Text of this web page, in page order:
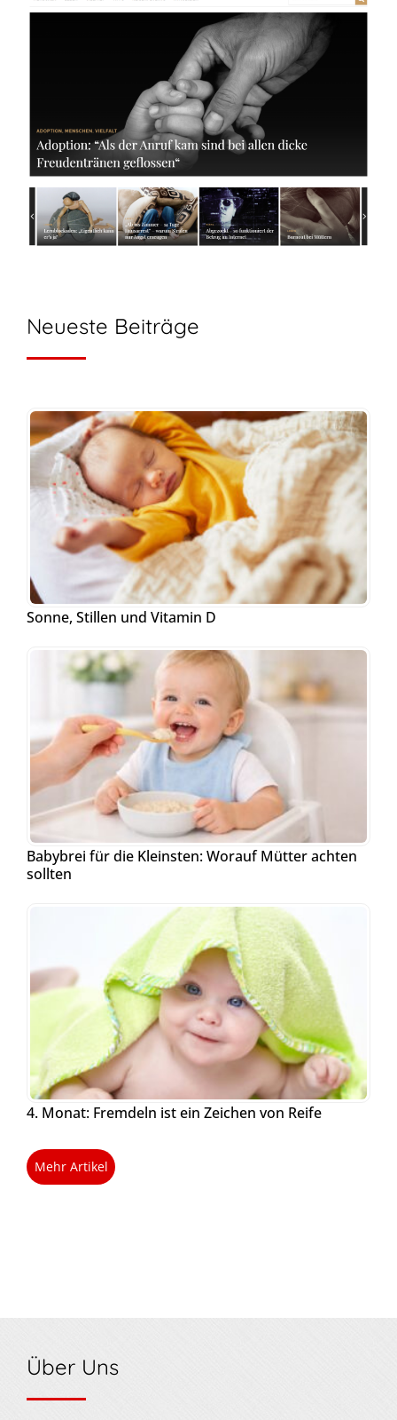
Neueste Beiträge
Sonne, Stillen und Vitamin D
Babybrei für die Kleinsten: Worauf Mütter achten
sollten
4. Monat: Fremdeln ist ein Zeichen von Reife
Mehr Artikel
Über Uns